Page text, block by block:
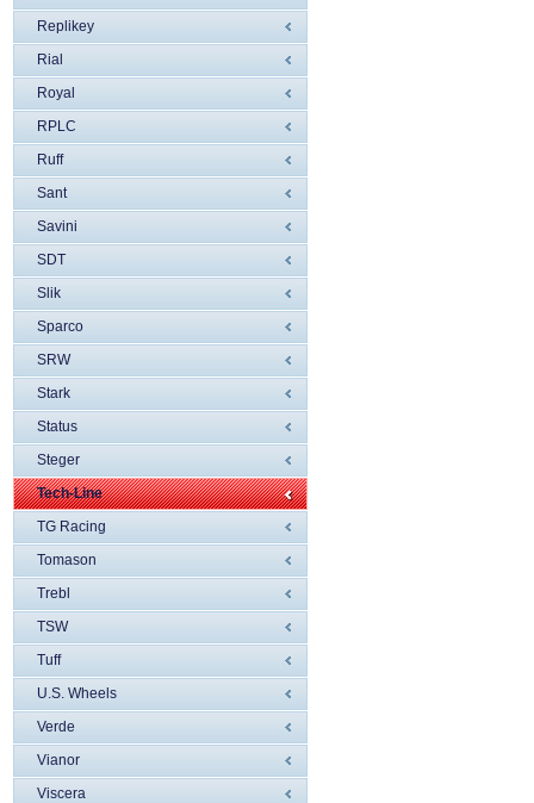
Replikey
Rial
Royal
RPLC
Ruff
Sant
Savini
SDT
Slik
Sparco
SRW
Stark
Status
Steger
Tech-Line
TG Racing
Tomason
Trebl
TSW
Tuff
U.S. Wheels
Verde
Vianor
Viscera